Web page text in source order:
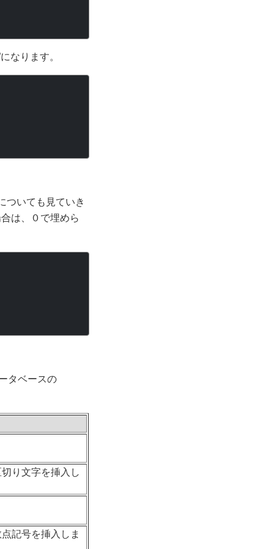
なります。
ついても見ていき
は、０で埋めら
タベースの
り文字を挿入し
記号を挿入しま